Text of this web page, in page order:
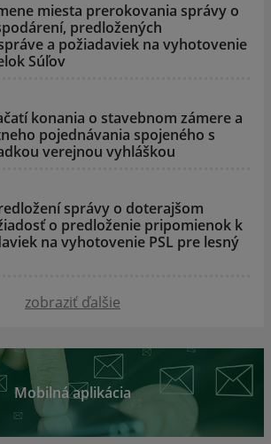
miesta prerokovania správy o
predložených
a požiadaviek na vyhotovenie
Súľov
konania o stavebnom zámere a
pojednávania spojeného s
verejnou vyhláškou
správy o doterajšom
o predloženie pripomienok k
na vyhotovenie PSL pre lesný
zobraziť ďalšie
Mobilná aplikácia